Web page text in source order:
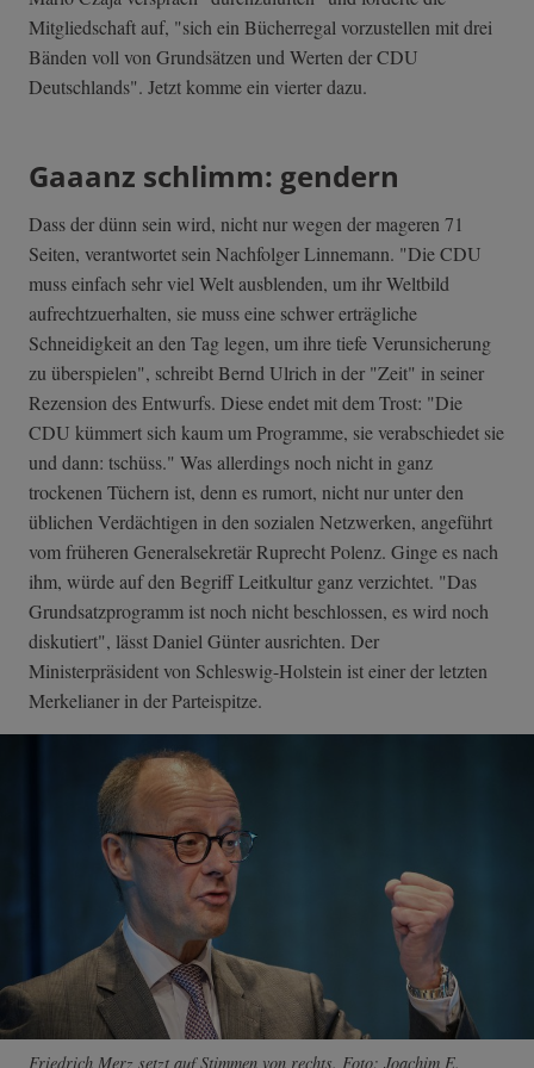
Mitgliedschaft auf, "sich ein Bücherregal vorzustellen mit drei
Bänden voll von Grundsätzen und Werten der CDU
Deutschlands". Jetzt komme ein vierter dazu.
Gaaanz schlimm: gendern
Dass der dünn sein wird, nicht nur wegen der mageren 71
Seiten, verantwortet sein Nachfolger Linnemann. "Die CDU
muss einfach sehr viel Welt ausblenden, um ihr Weltbild
aufrechtzuerhalten, sie muss eine schwer erträgliche
Schneidigkeit an den Tag legen, um ihre tiefe Verunsicherung
zu überspielen", schreibt Bernd Ulrich in der "Zeit" in seiner
Rezension des Entwurfs. Diese endet mit dem Trost: "Die
CDU kümmert sich kaum um Programme, sie verabschiedet sie
und dann: tschüss." Was allerdings noch nicht in ganz
trockenen Tüchern ist, denn es rumort, nicht nur unter den
üblichen Verdächtigen in den sozialen Netzwerken, angeführt
vom früheren Generalsekretär Ruprecht Polenz. Ginge es nach
ihm, würde auf den Begriff Leitkultur ganz verzichtet. "Das
Grundsatzprogramm ist noch nicht beschlossen, es wird noch
diskutiert", lässt Daniel Günter ausrichten. Der
Ministerpräsident von Schleswig-Holstein ist einer der letzten
Merkelianer in der Parteispitze.
Friedrich Merz setzt auf Stimmen von rechts. Foto: Joachim E.